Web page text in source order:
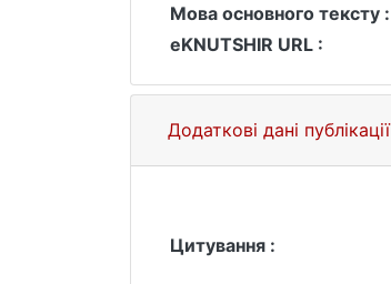
Мова основного тексту :
eKNUTSHIR URL :
Додаткові дані публікації
Цитування :